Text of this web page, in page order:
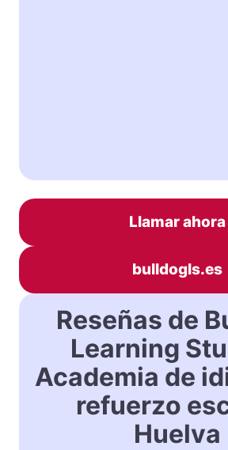
Llamar ahora
bulldogls.es
Reseñas de
Learning
Academia de
refuerzo
Huelva